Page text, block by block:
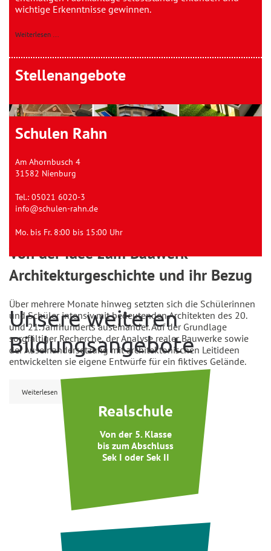
Weiterlesen
Von der Idee zum Bauwerk –
Architekturgeschichte und ihr Bezug
Über mehrere Monate hinweg setzten sich die Schülerinnen
und Schüler intensiv mit bedeutenden Architekten des 20.
und 21. Jahrhunderts auseinander. Auf der Grundlage
sorgfältiger Recherche, der Analyse realer Bauwerke sowie
der Auseinandersetzung mit architektonischen Leitideen
entwickelten sie eigene Entwürfe für ein fiktives Gelände.
Weiterlesen
wichtige Erkenntnisse gewinnen.
Weiterlesen …
Stellenangebote
Schulen Rahn
Am Ahornbusch 4
31582 Nienburg
Tel.: 05021 6020-3
info@schulen-rahn.de
Mo. bis Fr. 8:00 bis 15:00 Uhr
Unsere weiteren
Bildungsangebote
Realschule
Von der 5. Klasse
bis zum Abschluss
Sek I oder Sek II